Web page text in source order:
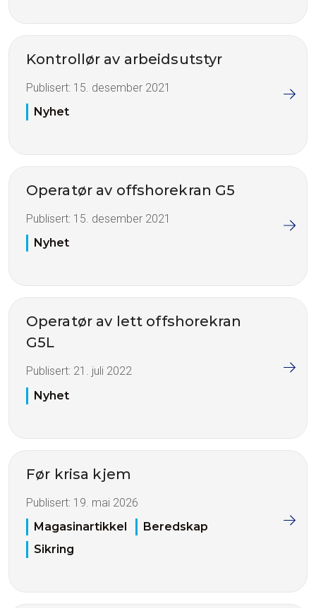
Kontrollør av arbeidsutstyr
Publisert: 15. desember 2021
Nyhet
Operatør av offshorekran G5
Publisert: 15. desember 2021
Nyhet
Operatør av lett offshorekran
G5L
Publisert: 21. juli 2022
Nyhet
Før krisa kjem
Publisert: 19. mai 2026
Magasinartikkel
Beredskap
Sikring